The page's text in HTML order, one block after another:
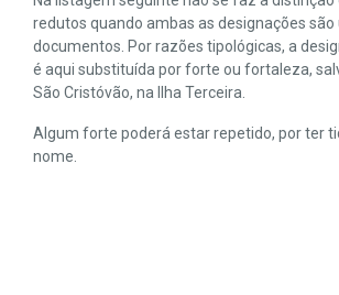
redutos quando ambas as designações são
documentos. Por razões tipológicas, a
é aqui substituída por forte ou fortaleza,
São Cristóvão, na Ilha Terceira.
Algum forte poderá estar repetido, por ter
nome.